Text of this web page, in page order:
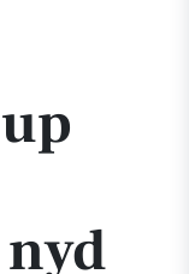
naturen omkring